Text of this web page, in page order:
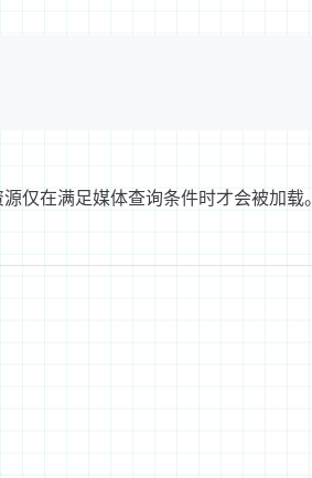
仅在满足媒体查询条件时才会被加载。